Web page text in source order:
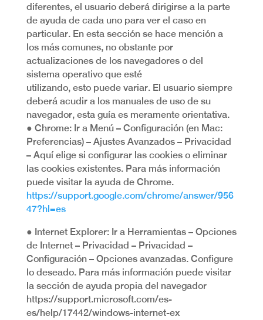
diferentes, el usuario deberá dirigirse a la parte
de ayuda de cada uno para ver el caso en
particular. En esta sección se hace mención a
los más comunes, no obstante por
actualizaciones de los navegadores o del
sistema operativo que esté
utilizando, esto puede variar. El usuario siempre
deberá acudir a los manuales de uso de su
navegador, esta guía es meramente orientativa.
● Chrome: Ir a Menú – Configuración (en Mac:
Preferencias) – Ajustes Avanzados – Privacidad
– Aquí elige si configurar las cookies o eliminar
las cookies existentes. Para más información
puede visitar la ayuda de Chrome.
https://support.google.com/chrome/answer/956
47?hl=es
● Internet Explorer: Ir a Herramientas – Opciones
de Internet – Privacidad – Privacidad –
Configuración – Opciones avanzadas. Configure
lo deseado. Para más información puede visitar
la sección de ayuda propia del navegador
https://support.microsoft.com/es-
es/help/17442/windows-internet-ex